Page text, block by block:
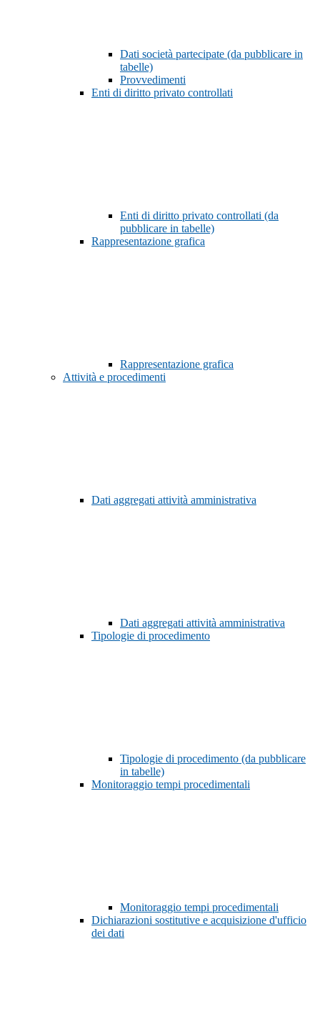
Dati società partecipate (da pubblicare in
tabelle)
Provvedimenti
Enti di diritto privato controllati
Enti di diritto privato controllati (da
pubblicare in tabelle)
Rappresentazione grafica
Rappresentazione grafica
Attività e procedimenti
Dati aggregati attività amministrativa
Dati aggregati attività amministrativa
Tipologie di procedimento
Tipologie di procedimento (da pubblicare
in tabelle)
Monitoraggio tempi procedimentali
Monitoraggio tempi procedimentali
Dichiarazioni sostitutive e acquisizione d'ufficio
dei dati